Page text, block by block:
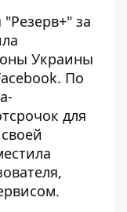
за
Украины
По
для